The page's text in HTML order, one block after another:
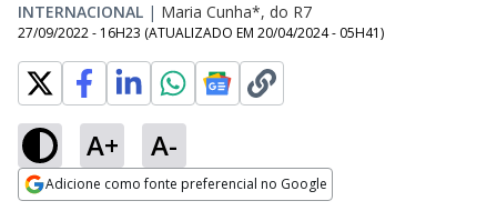
INTERNACIONAL | Maria Cunha*, do R7
27/09/2022 - 16H23 (ATUALIZADO EM 20/04/2024 - 05H41)
A+ A-
Adicione como fonte preferencial no Google